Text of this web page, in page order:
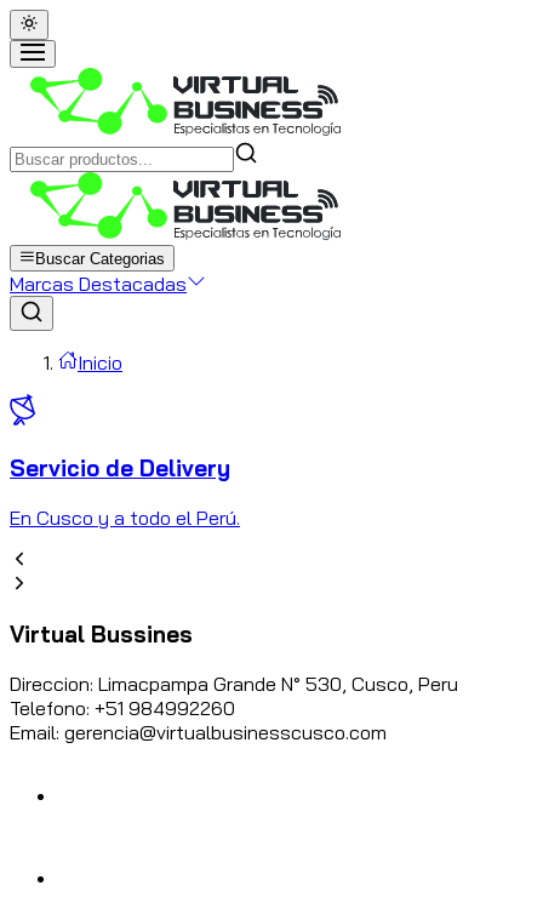
Buscar Categorias
Marcas Destacadas
Inicio
Servicio de Delivery
En Cusco y a todo el Perú.
Virtual Bussines
Direccion: Limacpampa Grande N° 530, Cusco, Peru
Telefono: +51 984992260
Email: gerencia@virtualbusinesscusco.com